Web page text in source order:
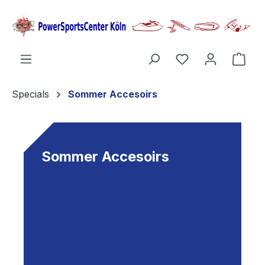
springen
Specials Sommer Accesoirs
Sommer Accesoirs